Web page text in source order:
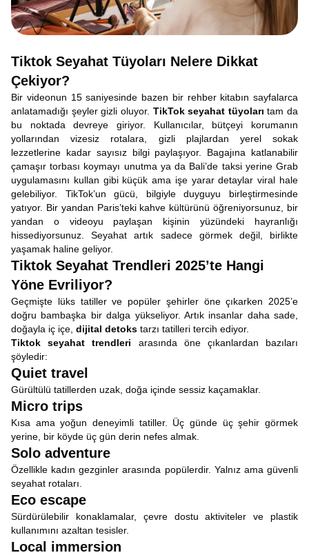
Tiktok Seyahat Tüyoları Nelere Dikkat
Çekiyor?
Bir videonun 15 saniyesinde bazen bir rehber kitabın sayfalarca
anlatamadığı şeyler gizli oluyor. TikTok seyahat tüyoları tam da
bu noktada devreye giriyor. Kullanıcılar, bütçeyi korumanın
yollarından vizesiz rotalara, gizli plajlardan yerel sokak
lezzetlerine kadar sayısız bilgi paylaşıyor. Bagajına katlanabilir
çamaşır torbası koymayı unutma ya da Bali’de taksi yerine Grab
uygulamasını kullan gibi küçük ama işe yarar detaylar viral hale
gelebiliyor. TikTok’un gücü, bilgiyle duyguyu birleştirmesinde
yatıyor. Bir yandan Paris’teki kahve kültürünü öğreniyorsunuz, bir
yandan o videoyu paylaşan kişinin yüzündeki hayranlığı
hissediyorsunuz. Seyahat artık sadece görmek değil, birlikte
yaşamak haline geliyor.
Tiktok Seyahat Trendleri 2025’te Hangi
Yöne Evriliyor?
Geçmişte lüks tatiller ve popüler şehirler öne çıkarken 2025’e
doğru bambaşka bir dalga yükseliyor. Artık insanlar daha sade,
doğayla iç içe, dijital detoks tarzı tatilleri tercih ediyor.
Tiktok seyahat trendleri arasında öne çıkanlardan bazıları
şöyledir:
Quiet travel
Gürültülü tatillerden uzak, doğa içinde sessiz kaçamaklar.
Micro trips
Kısa ama yoğun deneyimli tatiller. Üç günde üç şehir görmek
yerine, bir köyde üç gün derin nefes almak.
Solo adventure
Özellikle kadın gezginler arasında popülerdir. Yalnız ama güvenli
seyahat rotaları.
Eco escape
Sürdürülebilir konaklamalar, çevre dostu aktiviteler ve plastik
kullanımını azaltan tesisler.
Local immersion